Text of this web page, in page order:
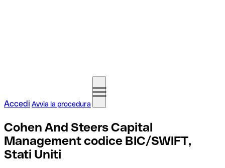
Accedi Avvia la procedura
Cohen And Steers Capital
Management codice BIC/SWIFT,
Stati Uniti